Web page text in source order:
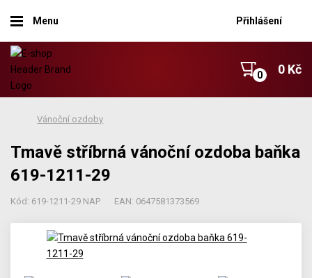
Menu Přihlášení
0 Kč
Vánoční ozdoby
Tmavě stříbrná vánoční ozdoba baňka
619-1211-29
Kód: 619-1211-29 NAP EAN: 0647581373569